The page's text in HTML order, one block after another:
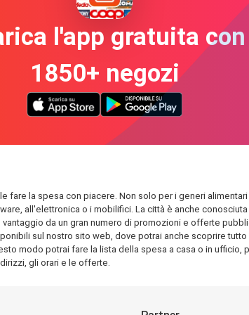
l'app gratuita con
1850+ negozi
fare la spesa con piacere. Non solo per i generi
all'elettronica o i mobilifici. La città è anche
da un gran numero di promozioni e offerte
sul nostro sito web, dove potrai anche scoprire
modo potrai fare la lista della spesa a casa o in
gli orari e le offerte.